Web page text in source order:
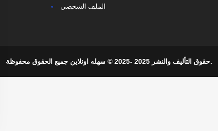
الملف الشخصي
حقوق التأليف والنشر 2025 -2025 © سهله اونلاين جميع الحقوق محفوظة.